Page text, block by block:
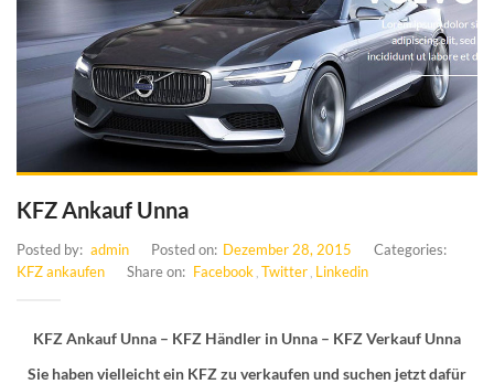
KFZ Ankauf Unna
Posted by: admin Posted on: Dezember 28, 2015
Categories:
KFZ ankaufen
Share on: Facebook , Twitter , Linkedin
KFZ Ankauf Unna – KFZ Händler in Unna – KFZ Verkauf Unna
Sie haben vielleicht ein KFZ zu verkaufen und suchen jetzt dafür